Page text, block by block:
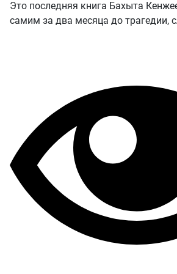
Это последняя книга Бахыта
самим за два месяца до трагедии,